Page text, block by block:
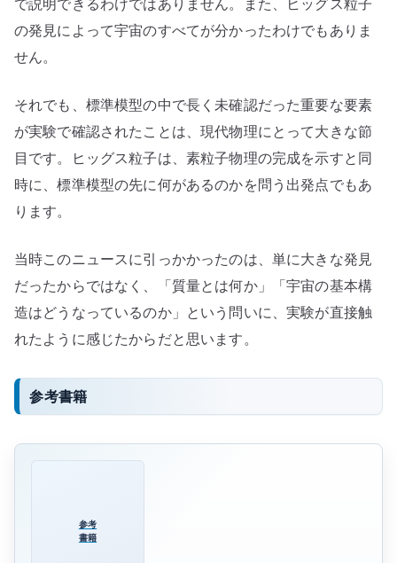
で説明できるわけではありません。また、ヒッグス粒子
の発見によって宇宙のすべてが分かったわけでもありま
せん。
それでも、標準模型の中で長く未確認だった重要な要素
が実験で確認されたことは、現代物理にとって大きな節
目です。ヒッグス粒子は、素粒子物理の完成を示すと同
時に、標準模型の先に何があるのかを問う出発点でもあ
ります。
当時このニュースに引っかかったのは、単に大きな発見
だったからではなく、「質量とは何か」「宇宙の基本構
造はどうなっているのか」という問いに、実験が直接触
れたように感じたからだと思います。
参考書籍
参考
書籍